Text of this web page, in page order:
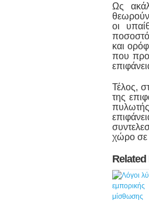
Ως
οι
ποσοστό
και
που
Τέλος,
της
χώρο σε